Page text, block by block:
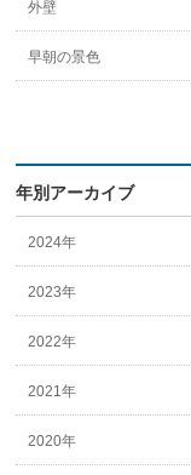
外壁
早朝の景色
年別アーカイブ
2024年
2023年
2022年
2021年
2020年